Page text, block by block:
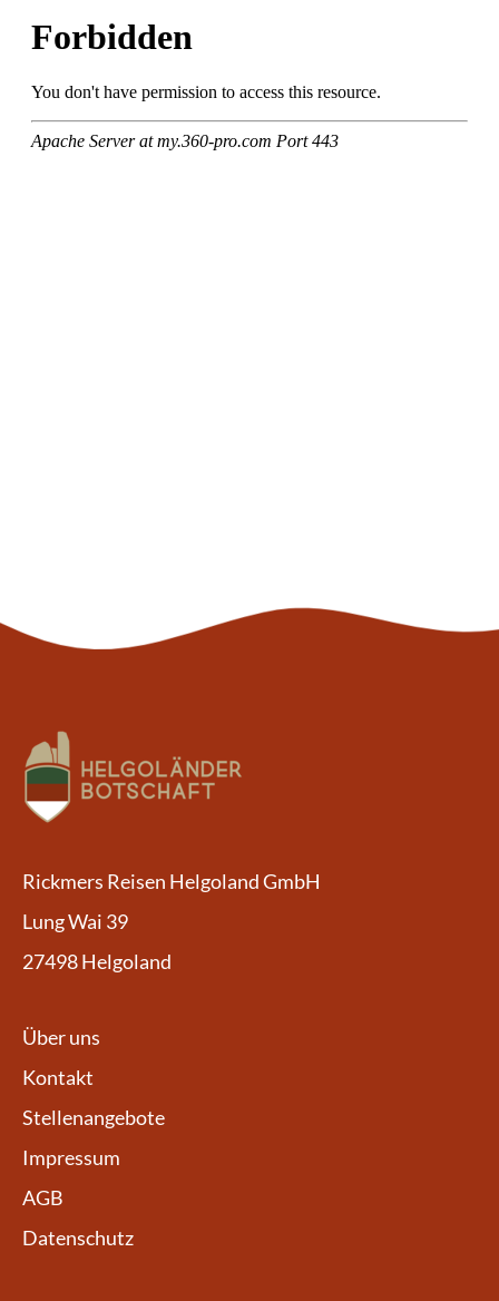
Rickmers Reisen Helgoland GmbH
Lung Wai 39
27498 Helgoland
Über uns
Kontakt
Stellenangebote
Impressum
AGB
Datenschutz